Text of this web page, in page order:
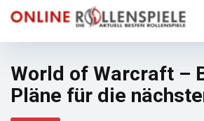
World of Warcraft –
Pläne für die